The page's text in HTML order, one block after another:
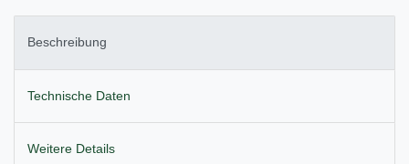
Beschreibung
Technische Daten
Weitere Details